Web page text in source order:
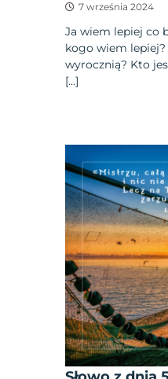
7 września 2024
Ja wiem lepiej co
kogo wiem
wyrocznią? Kto
[…]